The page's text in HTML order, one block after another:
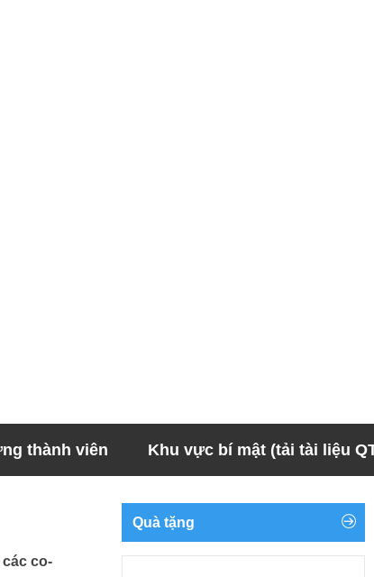
thành viên Khu vực bí mật (tải tài liệu
co-
Quà tặng